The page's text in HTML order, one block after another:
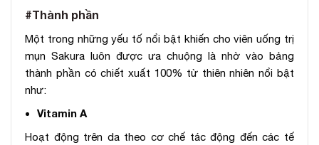
#Thành phần
Một trong những yếu tố nổi bật khiến cho viên uống trị
mụn Sakura luôn được ưa chuộng là nhờ vào bảng
thành phần có chiết xuất 100% từ thiên nhiên nổi bật
như:
Vitamin A
Hoạt động trên da theo cơ chế tác động đến các tế